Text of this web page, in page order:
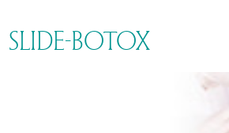
SLIDE-BOTOX